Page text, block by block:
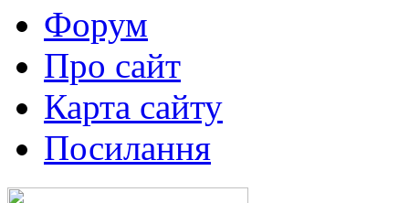
Форум
Про сайт
Карта сайту
Посилання